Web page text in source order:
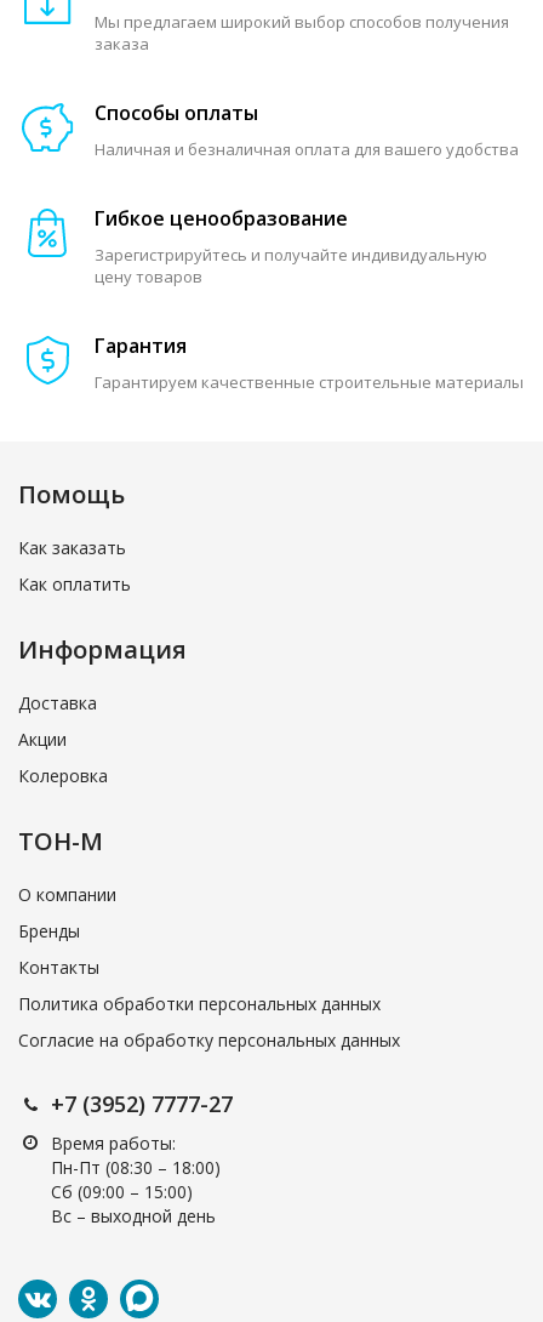
Мы предлагаем широкий выбор способов получения
заказа
Способы оплаты
Наличная и безналичная оплата для вашего удобства
Гибкое ценообразование
Зарегистрируйтесь и получайте индивидуальную
цену товаров
Гарантия
Гарантируем качественные строительные материалы
Помощь
Как заказать
Как оплатить
Информация
Доставка
Акции
Колеровка
ТОН-М
О компании
Бренды
Контакты
Политика обработки персональных данных
Согласие на обработку персональных данных
+7 (3952) 7777-27
Время работы:
Пн-Пт (08:30 – 18:00)
Cб (09:00 – 15:00)
Вс – выходной день